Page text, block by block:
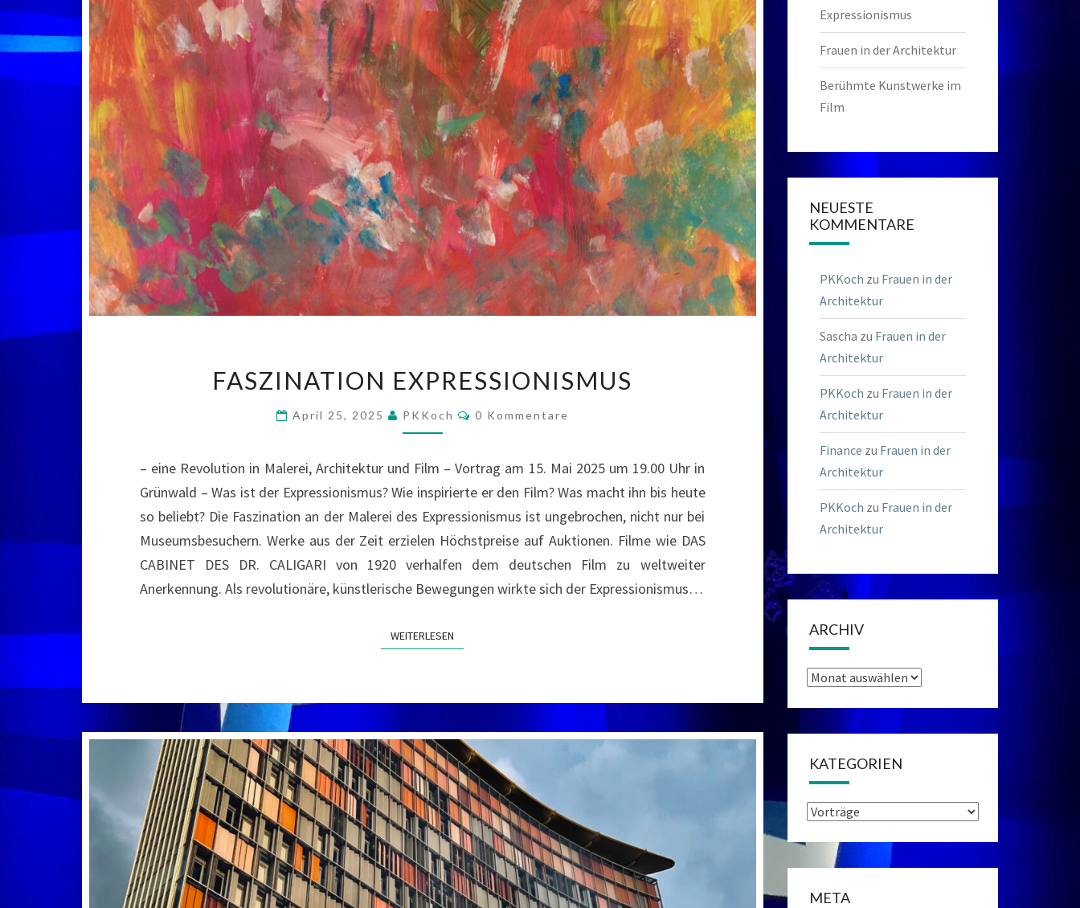
EXPRESSIONISMUS
FASZINATION EXPRESSIONISMUS
April 25, 2025 PKKoch Kommentare
0 Kommentare
– eine Revolution in Malerei, Architektur und Film – Vortrag am 15. Mai 2025 um 19.00 Uhr in
Grünwald – Was ist der Expressionismus? Wie inspirierte er den Film? Was macht ihn bis heute
so beliebt? Die Faszination an der Malerei des Expressionismus ist ungebrochen, nicht nur bei
Museumsbesuchern. Werke aus der Zeit erzielen Höchstpreise auf Auktionen. Filme wie DAS
CABINET DES DR. CALIGARI von 1920 verhalfen dem deutschen Film zu weltweiter
Anerkennung. Als revolutionäre, künstlerische Bewegungen wirkte sich der Expressionismus…
WEITERLESEN
Expressionismus
Frauen in der Architektur
Berühmte Kunstwerke im
Film
NEUESTE
KOMMENTARE
PKKoch zu Frauen in der
Architektur
Sascha zu Frauen in der
Architektur
PKKoch zu Frauen in der
Architektur
Finance zu Frauen in der
Architektur
PKKoch zu Frauen in der
Architektur
ARCHIV
Archiv
KATEGORIEN
Kategorien
META